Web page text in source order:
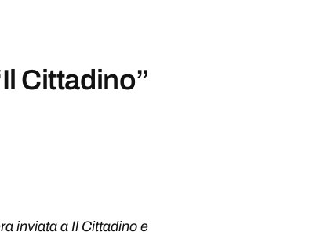
Cittadino”
inviata a Il Cittadino e